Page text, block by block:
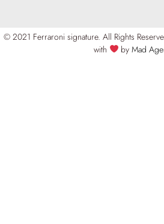
© 2021 Ferraroni signature. All Rights
with
byMad